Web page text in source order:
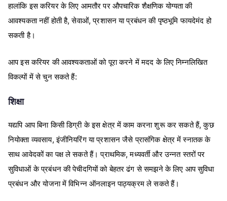
हालांकि इस करियर के लिए आमतौर पर औपचारिक शैक्षणिक योग्यता की
आवश्यकता नहीं होती है, सेवाओं, प्रशासन या प्रबंधन की पृष्ठभूमि फायदेमंद हो
सकती है।
आप इस करियर की आवश्यकताओं को पूरा करने में मदद के लिए निम्नलिखित
विकल्पों में से चुन सकते हैं:
शिक्षा
यद्यपि आप बिना किसी डिग्री के इस क्षेत्र में काम करना शुरू कर सकते हैं, कुछ
नियोक्ता व्यवसाय, इंजीनियरिंग या प्रशासन जैसे प्रासंगिक क्षेत्र में स्नातक के
साथ आवेदकों का पक्ष ले सकते हैं। प्राथमिक, मध्यवर्ती और उन्नत स्तरों पर
सुविधाओं के प्रबंधन की पेचीदगियों को बेहतर ढंग से समझने के लिए आप सुविधा
प्रबंधन और योजना में विभिन्न ऑनलाइन पाठ्यक्रम ले सकते हैं।